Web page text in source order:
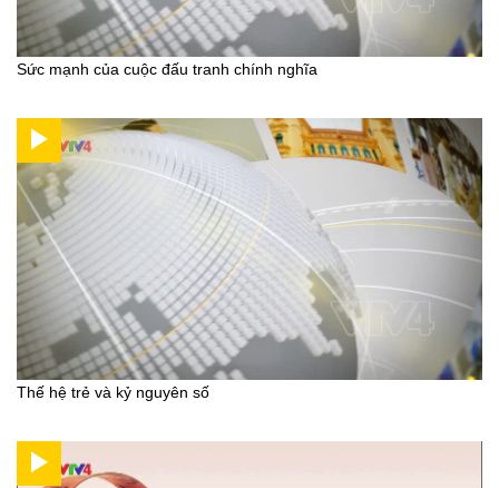
Sức mạnh của cuộc đấu tranh chính nghĩa
Thế hệ trẻ và kỷ nguyên số